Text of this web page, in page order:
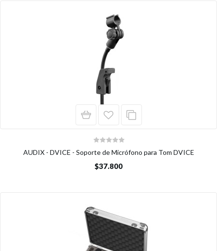
AUDIX - DVICE - Soporte de Micrófono para Tom DVICE
$37.800